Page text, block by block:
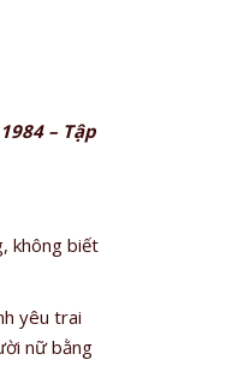
– Tập
không biết
yêu trai
nữ bằng